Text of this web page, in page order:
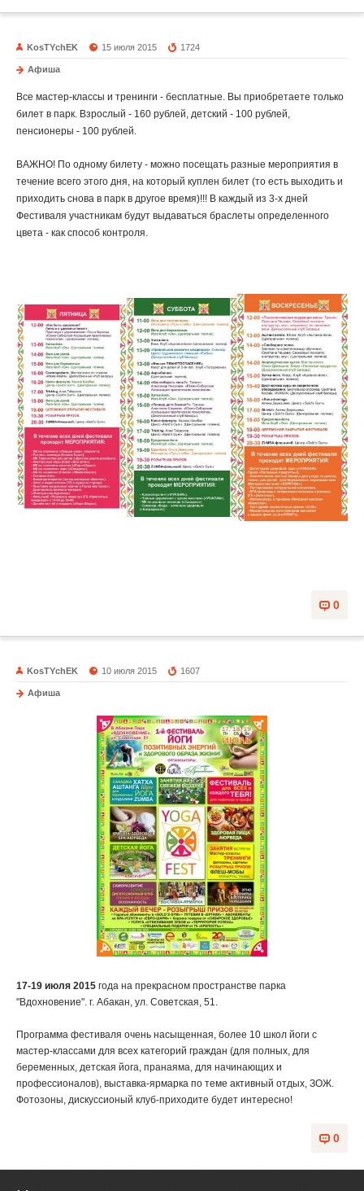
KosTYchEK 15 июля 2015 1724
Афиша
Все мастер-классы и тренинги - бесплатные. Вы приобретаете только
билет в парк. Взрослый - 160 рублей, детский - 100 рублей,
пенсионеры - 100 рублей.
ВАЖНО! По одному билету - можно посещать разные мероприятия в
течение всего этого дня, на который куплен билет (то есть выходить и
приходить снова в парк в другое время)!!! В каждый из 3-х дней
Фестиваля участникам будут выдаваться браслеты определенного
цвета - как способ контроля.
0
KosTYchEK 10 июля 2015 1607
Афиша
17-19 июля 2015 года на прекрасном пространстве парка
"Вдохновение". г. Абакан, ул. Советская, 51.
Программа фестиваля очень насыщенная, более 10 школ йоги с
мастер-классами для всех категорий граждан (для полных, для
беременных, детская йога, пранаяма, для начинающих и
профессионалов), выставка-ярмарка по теме активный отдых, ЗОЖ.
Фотозоны, дискуссионый клуб-приходите будет интересно!
0